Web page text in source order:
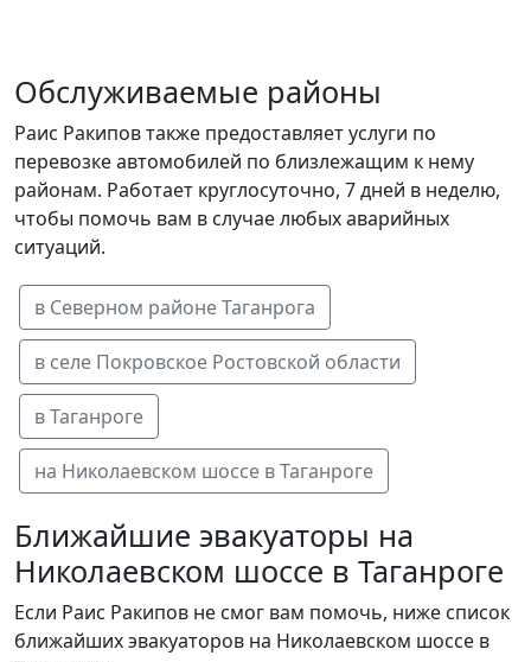
Обслуживаемые районы
Раис Ракипов также предоставляет услуги по
перевозке автомобилей по близлежащим к нему
районам. Работает круглосуточно, 7 дней в неделю,
чтобы помочь вам в случае любых аварийных
ситуаций.
в Северном районе Таганрога
в селе Покровское Ростовской области
в Таганроге
на Николаевском шоссе в Таганроге
Ближайшие эвакуаторы на
Николаевском шоссе в Таганроге
Если Раис Ракипов не смог вам помочь, ниже список
ближайших эвакуаторов на Николаевском шоссе в